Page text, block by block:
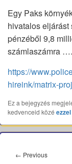
Egy Paks
hivatalos eljárást
pénzéből 9,8
számlaszámra ….
https://
hireink/matrix-
Ez a bejegyzés
kedvenceid közé
navigáció
← PreviousPrevious